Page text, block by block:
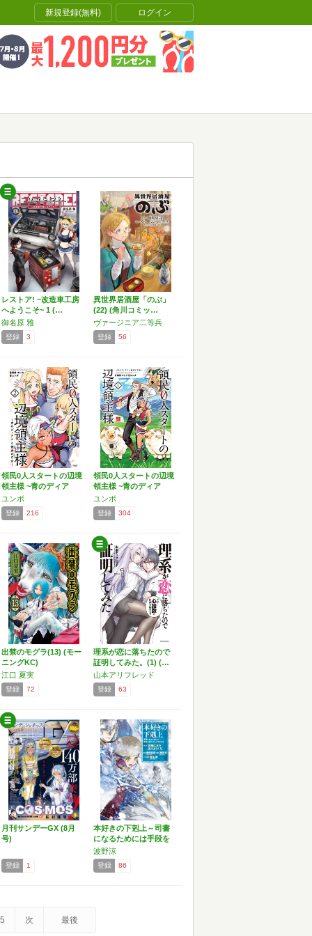
新規登録(無料) ログイン
レストア! ~改造車工房
へようこそ~ 1 (…
御名原 雅
登録 3
異世界居酒屋「のぶ」
(22) (角川コミッ…
ヴァージニア二等兵
登録 56
領民0人スタートの辺境
領主様 ~青のディア
ス…
ユンボ
登録 216
領民0人スタートの辺境
領主様 ~青のディア
ス…
ユンボ
登録 304
出禁のモグラ(13) (モー
ニングKC)
江口 夏実
登録 72
理系が恋に落ちたので
証明してみた。(1) (…
山本アリフレッド
登録 63
月刊サンデーGX (8月
号)
登録 1
本好きの下剋上～司書
になるためには手段を
選ん…
波野涼
登録 86
5 次 最後